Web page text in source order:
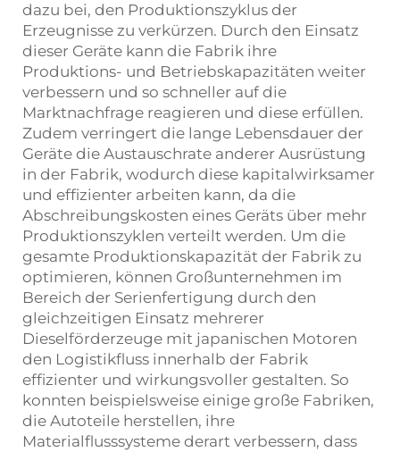
dazu bei, den Produktionszyklus der
Erzeugnisse zu verkürzen. Durch den Einsatz
dieser Geräte kann die Fabrik ihre
Produktions- und Betriebskapazitäten weiter
verbessern und so schneller auf die
Marktnachfrage reagieren und diese erfüllen.
Zudem verringert die lange Lebensdauer der
Geräte die Austauschrate anderer Ausrüstung
in der Fabrik, wodurch diese kapitalwirksamer
und effizienter arbeiten kann, da die
Abschreibungskosten eines Geräts über mehr
Produktionszyklen verteilt werden. Um die
gesamte Produktionskapazität der Fabrik zu
optimieren, können Großunternehmen im
Bereich der Serienfertigung durch den
gleichzeitigen Einsatz mehrerer
Dieselförderzeuge mit japanischen Motoren
den Logistikfluss innerhalb der Fabrik
effizienter und wirkungsvoller gestalten. So
konnten beispielsweise einige große Fabriken,
die Autoteile herstellen, ihre
Materialflusssysteme derart verbessern, dass